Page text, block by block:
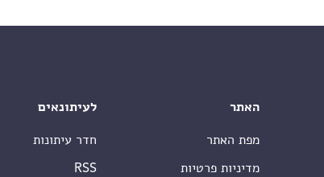
האתר
מפת האתר
מדיניות פרטיות
לעיתונאים
חדר עיתונות
RSS